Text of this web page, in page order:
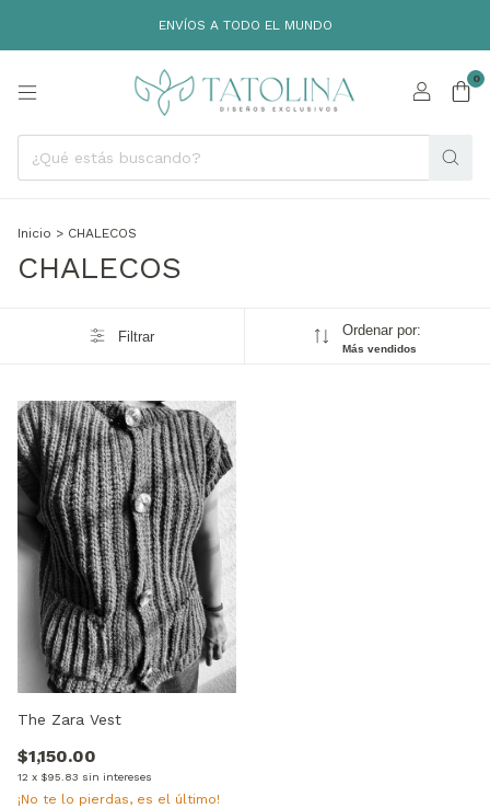
ENVÍOS A TODO EL MUNDO
0
Inicio > CHALECOS
CHALECOS
Filtrar Ordenar por:
Más vendidos
The Zara Vest
$1,150.00
12 x $95.83 sin intereses
¡No te lo pierdas, es el último!